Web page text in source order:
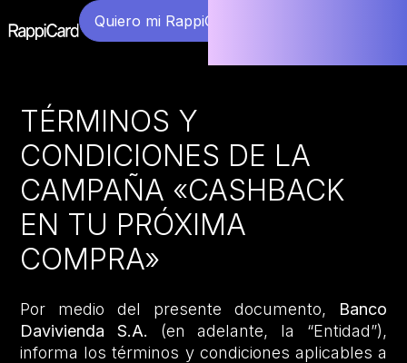
Quiero mi RappiCard
TÉRMINOS Y
CONDICIONES DE LA
CAMPAÑA «CASHBACK
EN TU PRÓXIMA
COMPRA»
Por medio del presente documento,
Banco
Davivienda S.A. (en adelante, la “Entidad”),
informa los términos y condiciones aplicables a